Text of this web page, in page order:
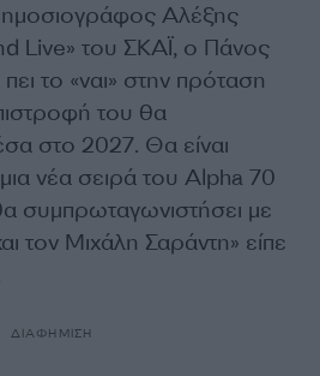
Αλέξης
Live» του ΣΚΑΪ, ο Πάνος
το «ναι» στην πρόταση
του θα
στο 2027. Θα είναι
νέα σειρά του Alpha 70
συμπρωταγωνιστήσει με
τον Μιχάλη Σαράντη» είπε
ΔΙΑΦΗΜΙΣΗ